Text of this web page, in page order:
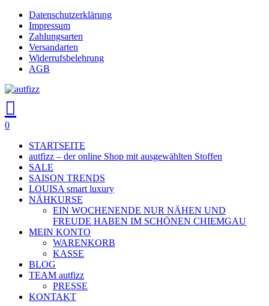
Skip
main
content
Datenschutzerklärung
Impressum
Zahlungsarten
Versandarten
Widerrufsbelehrung
AGB
search
account
0
STARTSEITE
autfizz – der online Shop mit ausgewählten Stoffen
SALE
SAISON TRENDS
LOUISA smart luxury
NÄHKURSE
EIN WOCHENENDE NUR NÄHEN UND
FREUDE HABEN IM SCHÖNEN CHIEMGAU
MEIN KONTO
WARENKORB
KASSE
BLOG
TEAM autfizz
PRESSE
KONTAKT